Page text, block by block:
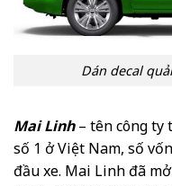
Dán decal
Mai Linh– tên công ty
số 1 ở Việt Nam, số
đầu xe. Mai Linh đã